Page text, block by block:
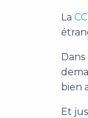
La
bien
Et